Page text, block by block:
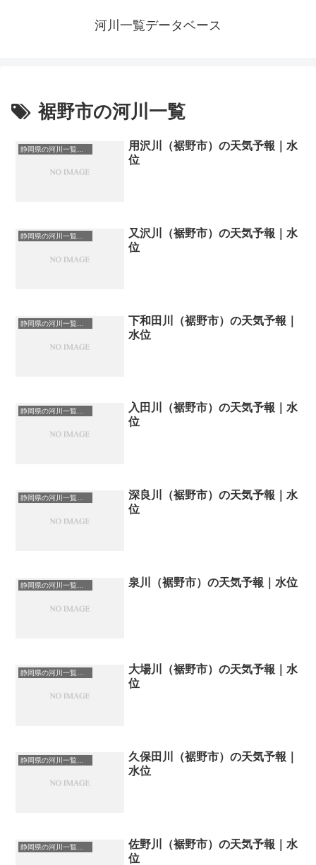
河川一覧データベース
裾野市の河川一覧
用沢川（裾野市）の天気予報｜水
位
静岡県の河川一覧まとめ静岡県の河川を市町村別に一覧化しました。伊東市伊豆の国市伊豆市下田市賀茂郡河津町賀茂郡松崎町賀茂郡西伊豆町賀茂郡東伊豆町賀茂郡南伊豆町掛川市菊川市湖西市御前崎市御殿場市三島市周智郡森町駿東郡小山町駿東郡清水町駿東郡長泉町沼津市焼津市榛原郡吉田町榛原郡川根本町裾野市静岡市袋井市田方郡函南町島田市藤枝市熱海市磐田市浜松市富士宮市富士市牧之原市-静岡県の河川一覧
又沢川（裾野市）の天気予報｜水
位
下和田川（裾野市）の天気予報｜
水位
入田川（裾野市）の天気予報｜水
位
静岡県の河川一覧まとめ静岡県の河川を市町村別に一覧化しました。伊東市伊豆の国市伊豆市下田市賀茂郡河津町賀茂郡松崎町賀茂郡西伊豆町賀茂郡東伊豆町賀茂郡南伊豆町掛川市菊川市湖西市御前崎市御殿場市三島市周智郡森町駿東郡小山町駿東郡清水町駿東郡長泉町沼津市焼津市榛原郡吉田町榛原郡川根本町裾野市静岡市袋井市田方郡函南町島田市藤枝市熱海市磐田市浜松市富士宮市富士市牧之原市-静岡県の河川一覧
深良川（裾野市）の天気予報｜水
位
泉川（裾野市）の天気予報｜水位
大場川（裾野市）の天気予報｜水
位
久保田川（裾野市）の天気予報｜
水位
静岡県の河川一覧まとめ静岡県の河川を市町村別に一覧化しました。伊東市伊豆の国市伊豆市下田市賀茂郡河津町賀茂郡松崎町賀茂郡西伊豆町賀茂郡東伊豆町賀茂郡南伊豆町掛川市菊川市湖西市御前崎市御殿場市三島市周智郡森町駿東郡小山町駿東郡清水町駿東郡長泉町沼津市焼津市榛原郡吉田町榛原郡川根本町裾野市静岡市袋井市田方郡函南町島田市藤枝市熱海市磐田市浜松市富士宮市富士市牧之原市-静岡県の河川一覧
佐野川（裾野市）の天気予報｜水
位